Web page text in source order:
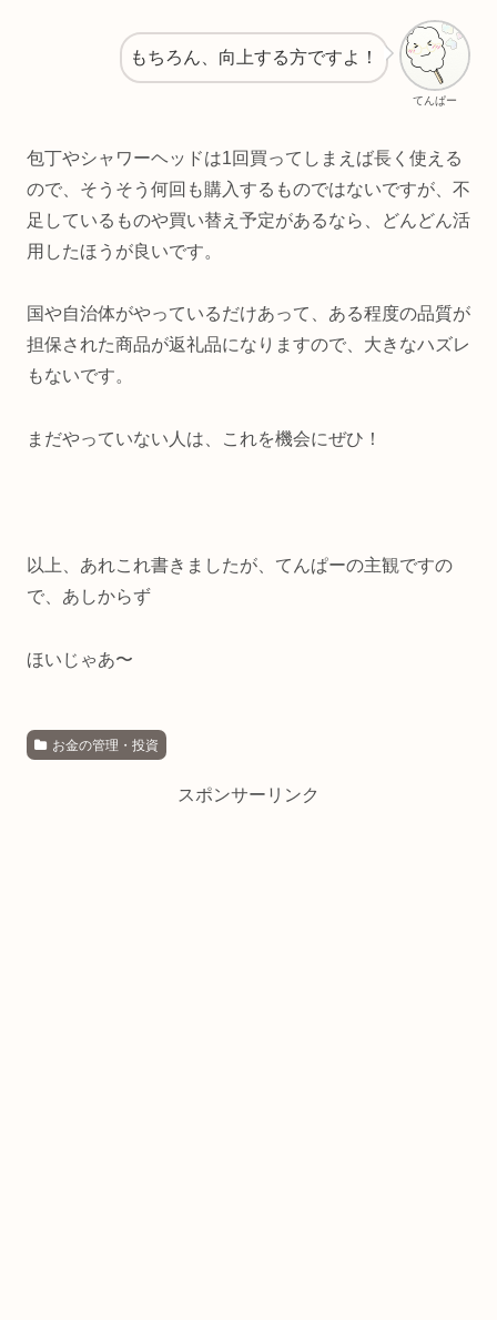
てんぱー
もちろん、向上する方ですよ！
包丁やシャワーヘッドは1回買ってしまえば長く使える
ので、そうそう何回も購入するものではないですが、不
足しているものや買い替え予定があるなら、どんどん活
用したほうが良いです。
国や自治体がやっているだけあって、ある程度の品質が
担保された商品が返礼品になりますので、大きなハズレ
もないです。
まだやっていない人は、これを機会にぜひ！
以上、あれこれ書きましたが、てんぱーの主観ですの
で、あしからず
ほいじゃあ〜
お金の管理・投資
スポンサーリンク